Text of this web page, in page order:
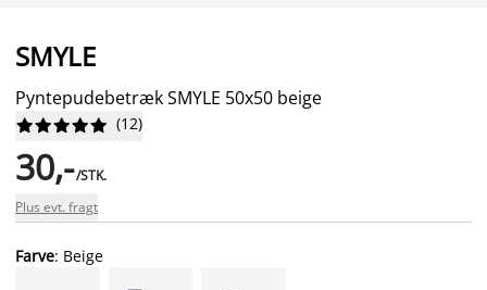
SMYLE
Pyntepudebetræk SMYLE 50x50 beige





 (12)
30,-/STK.
Plus evt. fragt
Farve: Beige